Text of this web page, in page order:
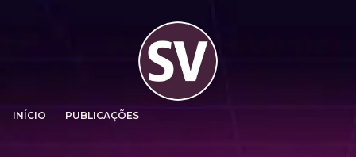
INÍCIO PUBLICAÇÕES